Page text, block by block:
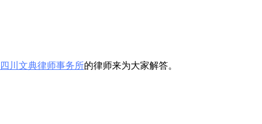
四川文典律师事务所的律师来为大家解答。